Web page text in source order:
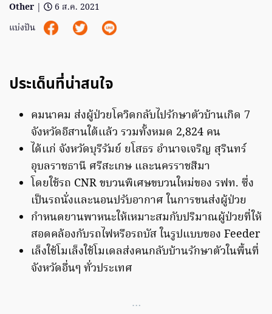
Other |
6 ส.ค. 2021
แบ่งปัน
ประเด็นที่น่าสนใจ
คมนาคม ส่งผู้ป่วยโควิดกลับไปรักษาตัวบ้านเกิด 7
จังหวัดอีสานใต้เเล้ว รวมทั้งหมด 2,824 คน
ได้เเก่ จังหวัดบุรีรัมย์ ยโสธร อำนาจเจริญ สุรินทร์
อุบลราชธานี ศรีสะเกษ และนครราชสีมา
โดยใช้รถ CNR ขบวนพิเศษขบวนใหม่ของ รฟท. ซึ่ง
เป็นรถนั่งและนอนปรับอากาศ ในการขนส่งผู้ป่วย
กำหนดยานพาหนะให้เหมาะสมกับปริมาณผู้ป่วยที่ให้
สอดคล้องกับรถไฟหรือรถบัส ในรูปแบบของ Feeder
เล็งใช้โมเล็งใช้โมเดลส่งคนกลับบ้านรักษาตัวในพื้นที่
จังหวัดอื่นๆ ทั่วประเทศ
…